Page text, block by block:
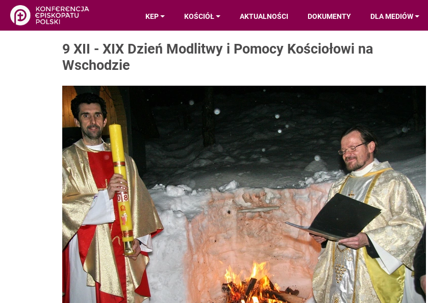
KEP KOŚCIÓŁ AKTUALNOŚCI DOKUMENTY DLA MEDIÓW
9 XII - XIX Dzień Modlitwy i Pomocy Kościołowi na
Wschodzie